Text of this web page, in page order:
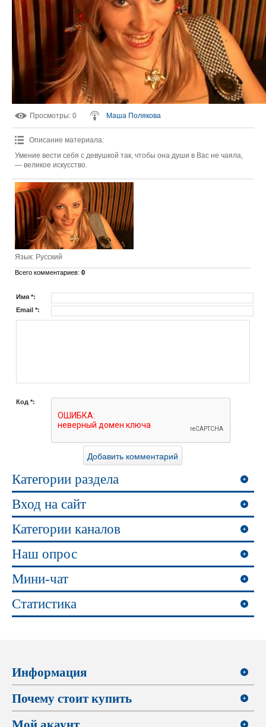
Просмотры: 0 Маша Полякова
Описание материала:
Умение вести себя с девушкой так, чтобы она души в Вас не чаяла,
— великое искусство.
Язык: Русский
Всего комментариев: 0
Имя *:
Email *:
Код *:
Категории раздела
Вход на сайт
Категории каналов
Наш опрос
Мини-чат
Статистика
Информация
Почему стоит купить